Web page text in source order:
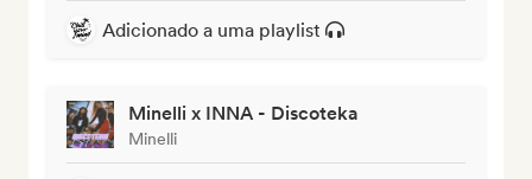
Adicionado a uma playlist
Minelli x INNA - Discoteka
Minelli